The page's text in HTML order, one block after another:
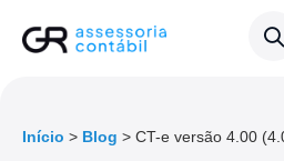
Início > Blog > CT-e versão 4.00